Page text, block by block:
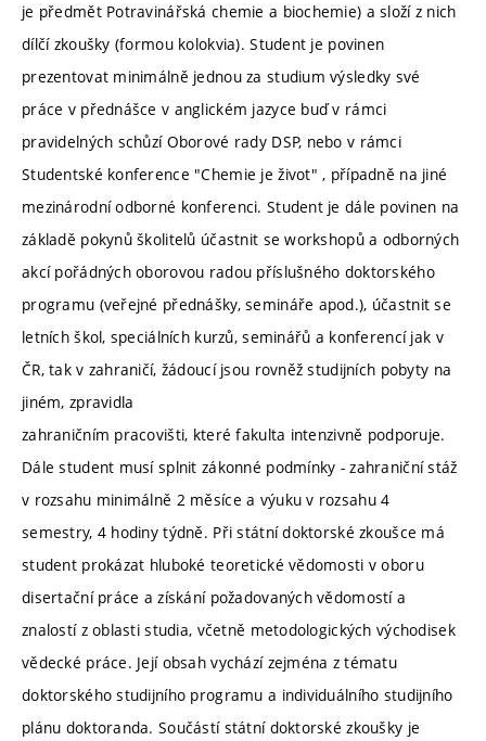
je předmět Potravinářská chemie a biochemie) a složí z nich
dílčí zkoušky (formou kolokvia). Student je povinen
prezentovat minimálně jednou za studium výsledky své
práce v přednášce v anglickém jazyce buď v rámci
pravidelných schůzí Oborové rady DSP, nebo v rámci
Studentské konference "Chemie je život" , případně na jiné
mezinárodní odborné konferenci. Student je dále povinen na
základě pokynů školitelů účastnit se workshopů a odborných
akcí pořádných oborovou radou příslušného doktorského
programu (veřejné přednášky, semináře apod.), účastnit se
letních škol, speciálních kurzů, seminářů a konferencí jak v
ČR, tak v zahraničí, žádoucí jsou rovněž studijních pobyty na
jiném, zpravidla
zahraničním pracovišti, které fakulta intenzivně podporuje.
Dále student musí splnit zákonné podmínky - zahraniční stáž
v rozsahu minimálně 2 měsíce a výuku v rozsahu 4
semestry, 4 hodiny týdně. Při státní doktorské zkoušce má
student prokázat hluboké teoretické vědomosti v oboru
disertační práce a získání požadovaných vědomostí a
znalostí z oblasti studia, včetně metodologických východisek
vědecké práce. Její obsah vychází zejména z tématu
doktorského studijního programu a individuálního studijního
plánu doktoranda. Součástí státní doktorské zkoušky je